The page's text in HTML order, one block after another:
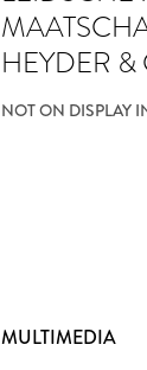
HEYDER
NOT ON DISPLAY
MULTIMEDIA